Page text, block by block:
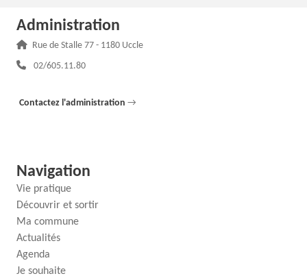
Administration
Adresse :
Rue de Stalle 77 - 1180 Uccle
Téléphone :
02/605.11.80
Contactez l'administration →
Navigation
Vie pratique
Découvrir et sortir
Ma commune
Actualités
Agenda
Je souhaite